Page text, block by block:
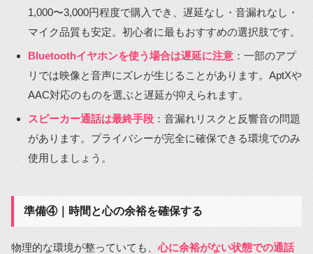
1,000〜3,000円程度で購入でき、遅延なし・音漏れなし・
マイク品質も安定。初心者に最もおすすめの選択肢です。
Bluetoothイヤホンを使う場合は遅延に注意 ：一部のアプ
リでは映像と音声にズレが生じることがあります。AptXや
AAC対応のものを選ぶと遅延が抑えられます。
スピーカー通話は最終手段 ：音漏れリスクと反響音の問題
があります。プライバシーが完全に確保できる環境でのみ
使用しましょう。
準備④｜時間と心の余裕を確保する
物理的な環境が整っていても、心に余裕がない状態での通話